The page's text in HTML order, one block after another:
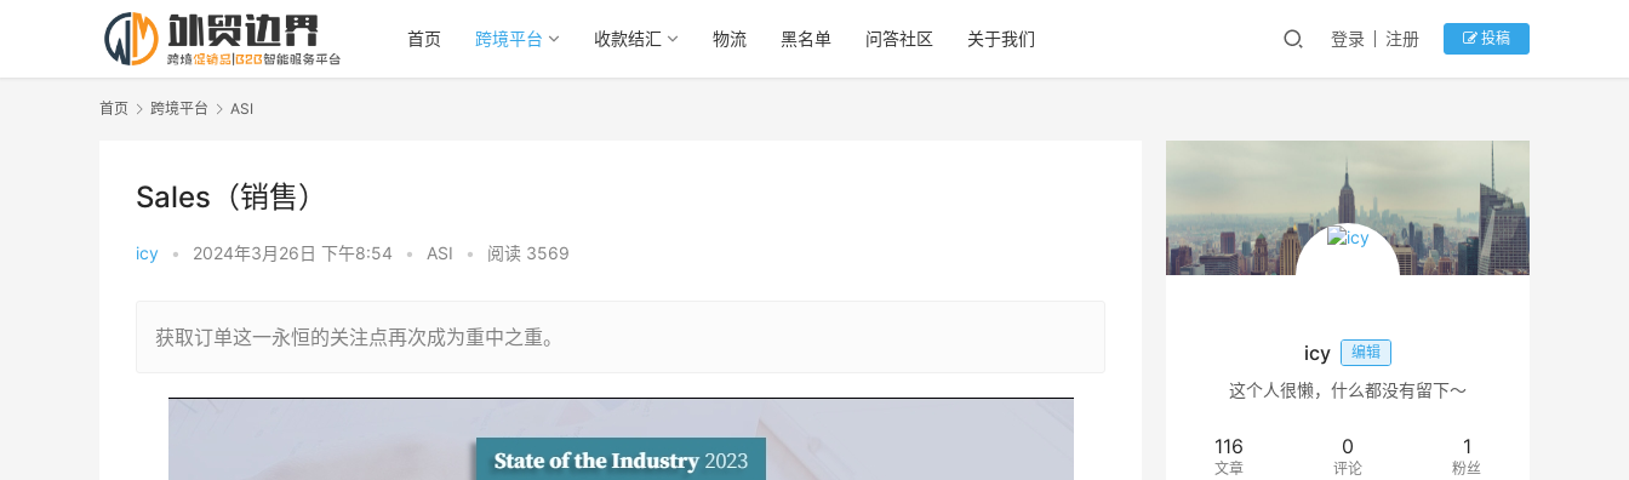
首页 跨境平台 收款结汇 物流 黑名单 问答社区 关于我们 登录 注册 投稿
首页 跨境平台 ASI
Sales（销售）
icy • 2024年3月26日 下午8:54 • ASI • 阅读 3569
获取订单这一永恒的关注点再次成为重中之重。
icy 编辑
这个人很懒，什么都没有留下～
116
文章
0
评论
1
粉丝